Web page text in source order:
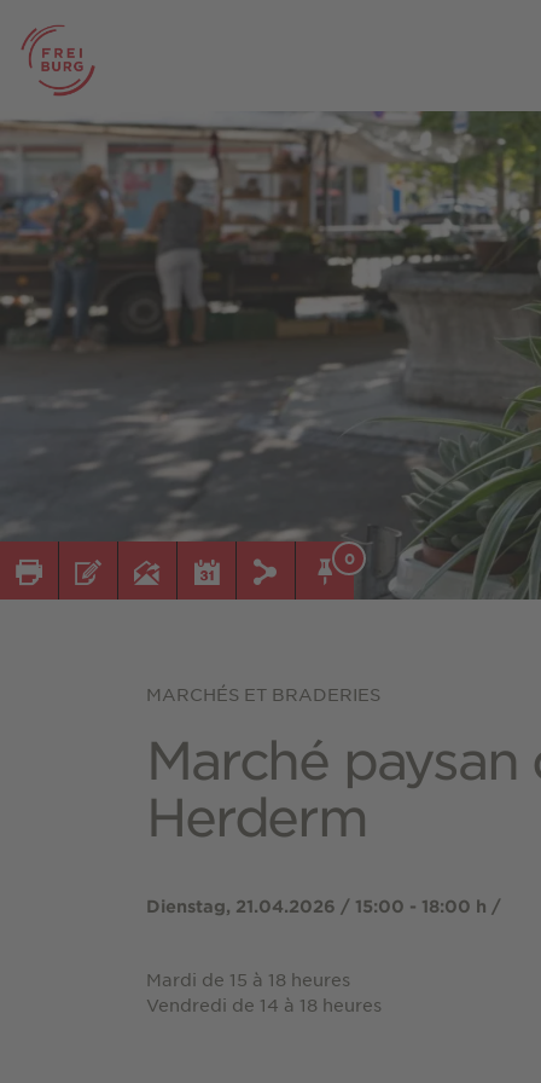
0
MARCHÉS ET BRADERIES
Marché paysan
Herderm
Dienstag, 21.04.2026 / 15:00 - 18:00 h /
Mardi de 15 à 18 heures
Vendredi de 14 à 18 heures